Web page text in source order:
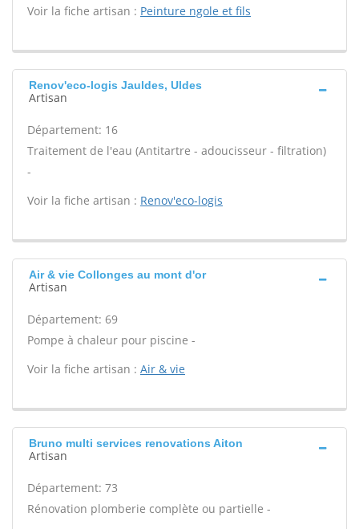
Voir la fiche artisan : Peinture ngole et fils
Renov'eco-logis Jauldes, Uldes
Artisan
Département: 16
Traitement de l'eau (Antitartre - adoucisseur - filtration)
-
Voir la fiche artisan : Renov'eco-logis
Air & vie Collonges au mont d'or
Artisan
Département: 69
Pompe à chaleur pour piscine -
Voir la fiche artisan : Air & vie
Bruno multi services renovations Aiton
Artisan
Département: 73
Rénovation plomberie complète ou partielle -